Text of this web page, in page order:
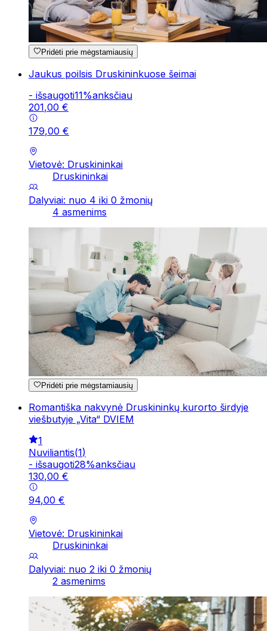
Pridėti prie mėgstamiausių
Jaukus poilsis Druskininkuose šeimai
- išsaugoti11%anksčiau
201,00 €
179,00 €
Vietovė: Druskininkai
Druskininkai
Dalyviai: nuo 4 iki 0 žmonių
4 asmenims
Pridėti prie mėgstamiausių
Romantiška nakvynė Druskininkų kurorto širdyje
viešbutyje „Vita“ DVIEM
1
Nuviliantis(1)
- išsaugoti28%anksčiau
130,00 €
94,00 €
Vietovė: Druskininkai
Druskininkai
Dalyviai: nuo 2 iki 0 žmonių
2 asmenims